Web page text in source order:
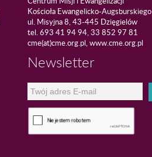
Kościoła Ewangelicko-Augsburskiego
ul. Misyjna 8, 43-445 Dzięgielów
tel. 693 41 94 94, 33 852 97 81
cme(at)cme.org.pl, www.cme.org.pl
Newsletter